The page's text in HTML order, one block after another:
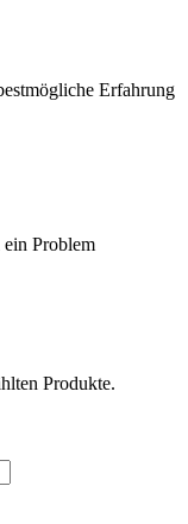
Erfahrung
Problem
Produkte.